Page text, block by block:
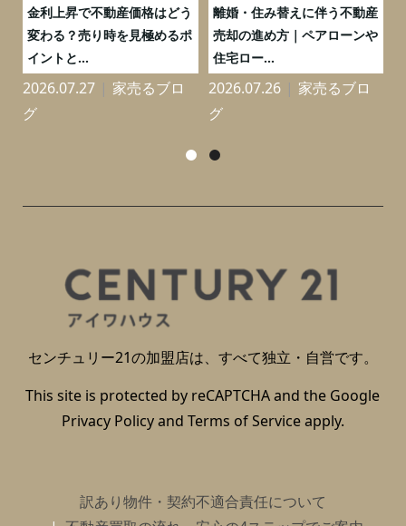
金利上昇で不動産価格はどう
変わる？売り時を見極めるポ
イントと...
2026.07.27
家売るブロ
グ
離婚・住み替えに伴う不動産
売却の進め方｜ペアローンや
住宅ロー...
2026.07.26
家売るブロ
グ
センチュリー21の加盟店は、すべて独立・自営です。
This site is protected by reCAPTCHA and the Google
Privacy Policyand Terms of Serviceapply.
訳あり物件・契約不適合責任について